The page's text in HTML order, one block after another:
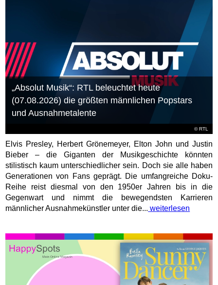
©RTL
„Absolut Musik“: RTL beleuchtet heute
(07.08.2026) die größten männlichen Popstars
und Ausnahmetalente
Elvis Presley, Herbert Grönemeyer, Elton John und Justin
Bieber – die Giganten der Musikgeschichte könnten
stilistisch kaum unterschiedlicher sein. Doch sie alle haben
Generationen von Fans geprägt. Die umfangreiche Doku-
Reihe reist diesmal von den 1950er Jahren bis in die
Gegenwart und nimmt die bewegendsten Karrieren
männlicher Ausnahmekünstler unter die... weiterlesen